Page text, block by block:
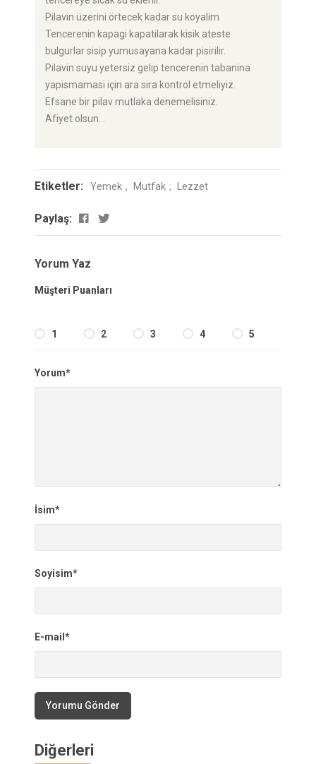
Pilavin üzerini örtecek kadar su koyalim
Tencerenin kapagi kapatilarak kisik ateste
bulgurlar sisip yumusayana kadar pisirilir.
Pilavin suyu yetersiz gelip tencerenin tabanina
yapismamasi için ara sira kontrol etmeliyiz.
Efsane bir pilav mutlaka denemelisiniz.
Afiyet olsun...
Etiketler: Yemek Mutfak Lezzet
Paylaş:
Yorum Yaz
Müşteri Puanları
1 2 3 4 5
Yorum*
İsim*
Soyisim*
E-mail*
Yorumu Gönder
Diğerleri